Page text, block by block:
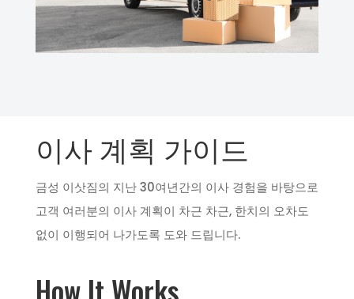
이사 계획 가이드
금성 이삿짐의 지난 30여년간의 이사 경험을 바탕으로
고객 여러분의 이사 계획이 차근 차근, 한치의 오차도
없이 이행되어 나가도록 도와 드립니다.
How It Works